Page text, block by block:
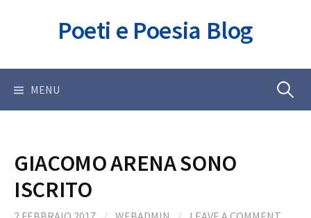
Poeti e Poesia Blog
MENU Ricerca
GIACOMO ARENA SONO
ISCRITO